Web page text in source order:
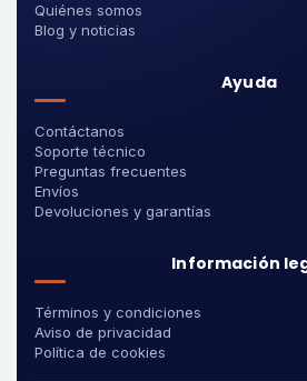
Quiénes somos
Blog y noticias
Ayuda
Contáctanos
Soporte técnico
Preguntas frecuentes
Envíos
Devoluciones y garantías
Información
Términos y condiciones
Aviso de privacidad
Política de cookies